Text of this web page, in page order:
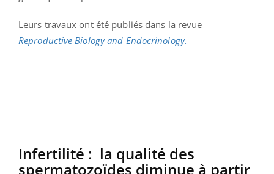
Leurs travaux ont été publiés dans la revue
Reproductive Biology and Endocrinology.
Infertilité : la qualité des
spermatozoïdes diminue à partir